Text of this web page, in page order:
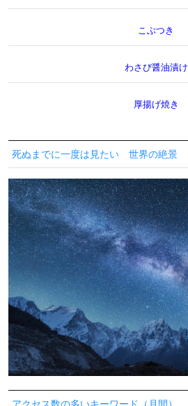
こぶつき
わさび醤油漬け
厚揚げ焼き
死ぬまでに一度は見たい 世界の絶景
アクセス数の多いキーワード（月間）